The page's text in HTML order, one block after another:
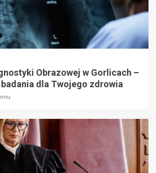
Obrazowej w Gorlicach –
dla Twojego zdrowia